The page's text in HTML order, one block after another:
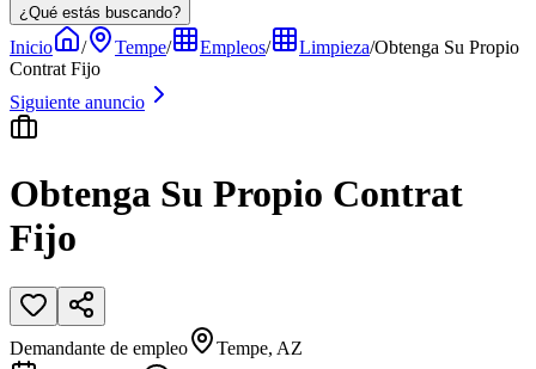
¿Qué estás buscando?
Inicio / Tempe/ Empleos/ Limpieza/Obtenga Su Propio
Contrat Fijo
Siguiente anuncio
Obtenga Su Propio Contrat
Fijo
Demandante de empleo
Tempe, AZ